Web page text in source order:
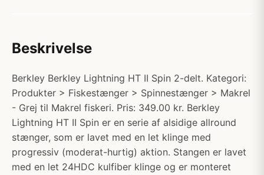
Beskrivelse
Berkley Berkley Lightning HT II Spin 2-delt. Kategori:
Produkter > Fiskestænger > Spinnestænger > Makrel
- Grej til Makrel fiskeri. Pris: 349.00 kr. Berkley
Lightning HT II Spin er en serie af alsidige allround
stænger, som er lavet med en let klinge med
progressiv (moderat-hurtig) aktion. Stangen er lavet
med en let 24HDC kulfiber klinge og er monteret